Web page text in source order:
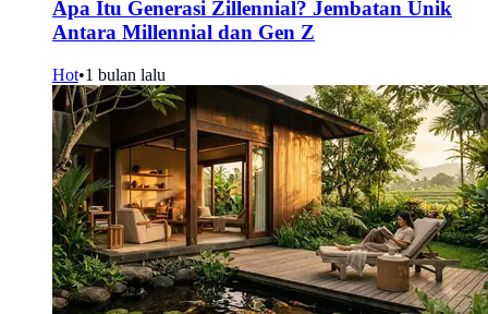
Apa Itu Generasi Zillennial? Jembatan Unik
Antara Millennial dan Gen Z
Hot•1 bulan lalu